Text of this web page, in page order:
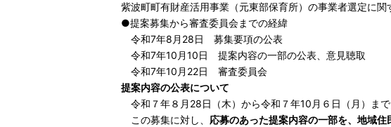
紫波町町有財産活用事業（元東部保育所）の事業者選定に
●提案募集から審査委員会までの経緯
令和7年8月28日 募集要項の公表
令和7年10月10日 提案内容の一部の公表、意見聴取
令和7年10月22日 審査委員会
提案内容の公表について
令和７年８月28日（木）から令和７年10月６日（月）ま
この募集に対し、 応募のあった提案内容の一部を、地域